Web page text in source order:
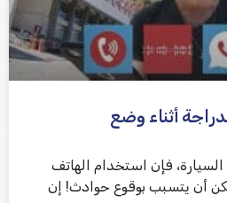
أثناء وضع
فإن استخدام الهاتف
أن يتسبب بوقوع حوادث! إن